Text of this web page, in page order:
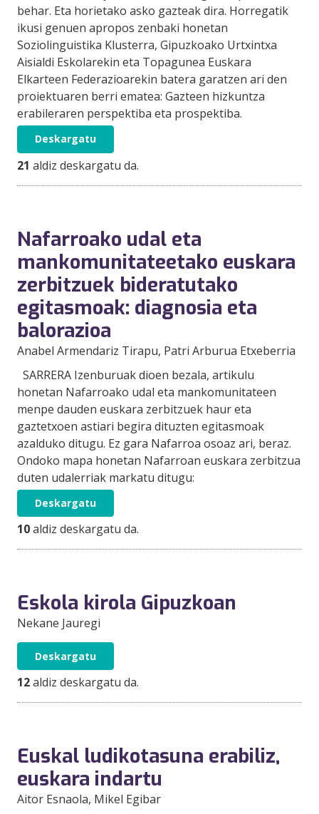
behar. Eta horietako asko gazteak dira. Horregatik
ikusi genuen apropos zenbaki honetan
Soziolinguistika Klusterra, Gipuzkoako Urtxintxa
Aisialdi Eskolarekin eta Topagunea Euskara
Elkarteen Federazioarekin batera garatzen ari den
proiektuaren berri ematea: Gazteen hizkuntza
erabileraren perspektiba eta prospektiba.
Deskargatu
21 aldiz deskargatu da.
Nafarroako udal eta
mankomunitateetako euskara
zerbitzuek bideratutako
egitasmoak: diagnosia eta
balorazioa
Anabel Armendariz Tirapu, Patri Arburua Etxeberria
SARRERA Izenburuak dioen bezala, artikulu
honetan Nafarroako udal eta mankomunitateen
menpe dauden euskara zerbitzuek haur eta
gaztetxoen astiari begira dituzten egitasmoak
azalduko ditugu. Ez gara Nafarroa osoaz ari, beraz.
Ondoko mapa honetan Nafarroan euskara zerbitzua
duten udalerriak markatu ditugu:
Deskargatu
10aldiz deskargatu da.
Eskola kirola Gipuzkoan
Nekane Jauregi
Deskargatu
12aldiz deskargatu da.
Euskal ludikotasuna erabiliz,
euskara indartu
Aitor Esnaola, Mikel Egibar